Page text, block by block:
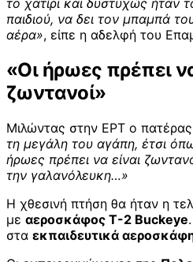
το χατίρι και δυστυχώς ήταν
παιδιού, να δει τον μπαμπά
αέρα», είπε η αδελφή του
«Οι ήρωες πρέπει
ζωντανοί»
Μιλώντας στην ΕΡΤ ο
τη μεγάλη του αγάπη, έτσι
ήρωες πρέπει να είναι
την γαλανόλευκη…»
Η χθεσινή πτήση θα ήταν η
με αεροσκάφος Τ-2 Buckeye
στα εκπαιδευτικά